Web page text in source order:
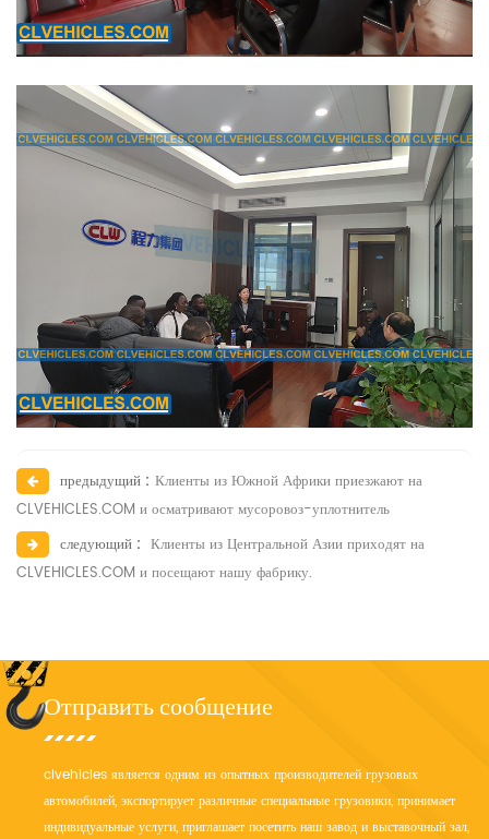
предыдущий : Клиенты из Южной Африки приезжают на
CLVEHICLES.COM и осматривают мусоровоз-уплотнитель
следующий : Клиенты из Центральной Азии приходят на
CLVEHICLES.COM и посещают нашу фабрику.
Отправить сообщение
clvehicles является одним из опытных производителей грузовых
автомобилей, экспортирует различные специальные грузовики, принимает
индивидуальные услуги, приглашает посетить наш завод и выставочный зал,